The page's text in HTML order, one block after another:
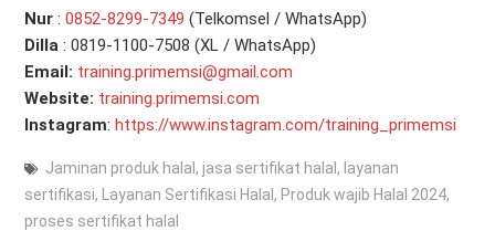
Nur: 0852-8299-7349 (Telkomsel / WhatsApp)
Dilla : 0819-1100-7508 (XL / WhatsApp)
Email: training.primemsi@gmail.com
Website: training.primemsi.com
Instagram: https://www.instagram.com/training_primemsi
Jaminan produk halal, jasa sertifikat halal, layanan
sertifikasi, Layanan Sertifikasi Halal, Produk wajib Halal 2024,
proses sertifikat halal